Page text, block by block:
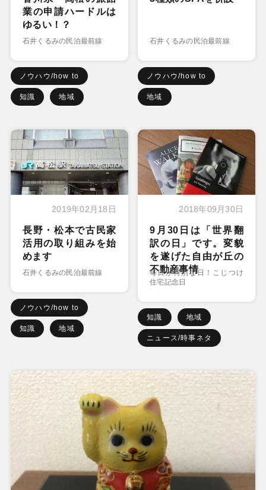
業の申請ハードルは
ゆるい！？
石井くるみの民泊最前線
ノウハウ/how to
知識 地域
石井くるみの民泊最前線
ノウハウ/how to
地域
2019年02月18日
長野・松本で古民家
活用の取り組みを始
めます
石井くるみの民泊最前線
ノウハウ/how to
知識 地域
2018年09月30日
9月30日は「世界翻
訳の日」です。変貌
を遂げた自由が丘の
不動産事情
毎日が特別な日！こじつけ
住宅記念日
知識 地域
ニュース/時事ネタ